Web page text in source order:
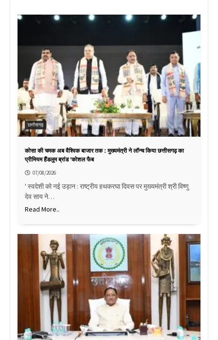
छत्तीसगढ़
कोसा की चमक अब वैश्विक बाजार तक : मुख्यमंत्री ने लॉन्च किया छत्तीसगढ़ का
प्रीमियम हैंडलूम ब्रांड ‘कोशल फैब
07/08/2026
' स्वदेशी को नई उड़ान : राष्ट्रीय हथकरघा दिवस पर मुख्यमंत्री श्री विष्णु
देव साय ने…
Read More..